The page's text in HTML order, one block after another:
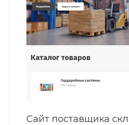
Сайт поставщика